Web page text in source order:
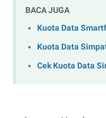
BACA JUGA
Kuota Data
Kuota Data
Cek Kuota Data